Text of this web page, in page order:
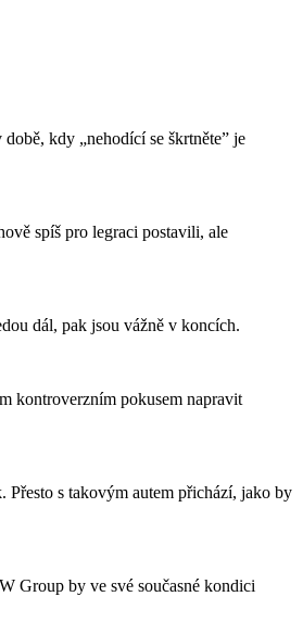
kdy „nehodící se škrtněte” je
spíš pro legraci postavili, ale
dál, pak jsou vážně v koncích.
kontroverzním pokusem napravit
Přesto s takovým autem přichází, jako by
Group by ve své současné kondici